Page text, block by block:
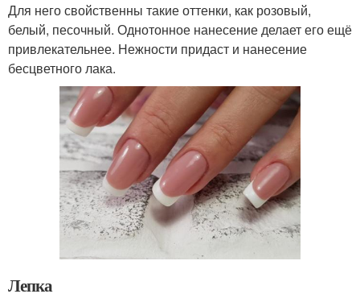
Для него свойственны такие оттенки, как розовый,
белый, песочный. Однотонное нанесение делает его ещё
привлекательнее. Нежности придаст и нанесение
бесцветного лака.
Лепка